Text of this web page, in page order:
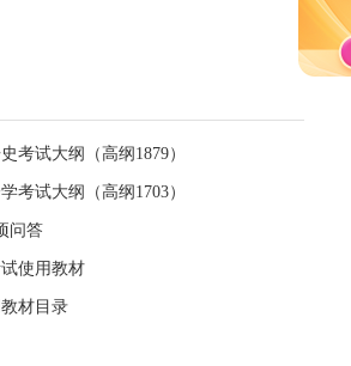
考试大纲（高纲1879）
考试大纲（高纲1703）
问答
使用教材
材目录